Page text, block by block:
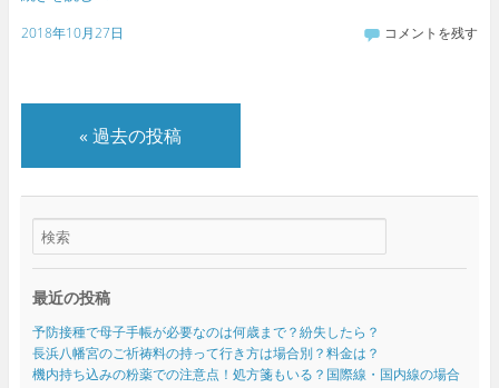
2018年10月27日 コメントを残す
« 過去の投稿
最近の投稿
予防接種で母子手帳が必要なのは何歳まで？紛失したら？
長浜八幡宮のご祈祷料の持って行き方は場合別？料金は？
機内持ち込みの粉薬での注意点！処方箋もいる？国際線・国内線の場合